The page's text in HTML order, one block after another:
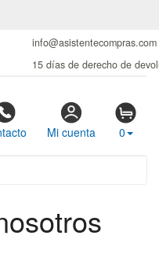
info@asistentecompras.com
15 días de derecho de
Mi cuenta 0